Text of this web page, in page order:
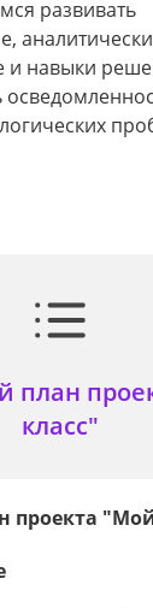
развивать
и навыки
план
класс"